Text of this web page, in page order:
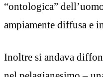
“ontologica”
ampiamente diffusa e
Inoltre si andava